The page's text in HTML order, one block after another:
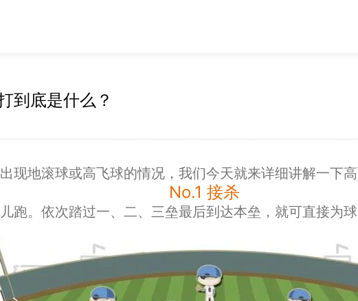
到底是什么？
现地滚球或高飞球的情况，我们今天就来详细讲解一下
No.1 接杀
跑。依次踏过一、二、三垒最后到达本垒，就可直接为